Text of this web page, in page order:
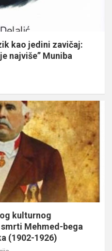
kao jedini zavičaj:
najviše” Muniba
kulturnog
Mehmed-bega
(1902-1926)